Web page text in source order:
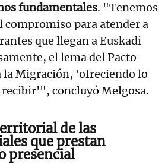
fundamentales. "Tenemos
compromiso para atender a
que llegan a Euskadi
el lema del Pacto
la Migración, 'ofreciendo lo
recibir'", concluyó Melgosa.
de las
que prestan
presencial